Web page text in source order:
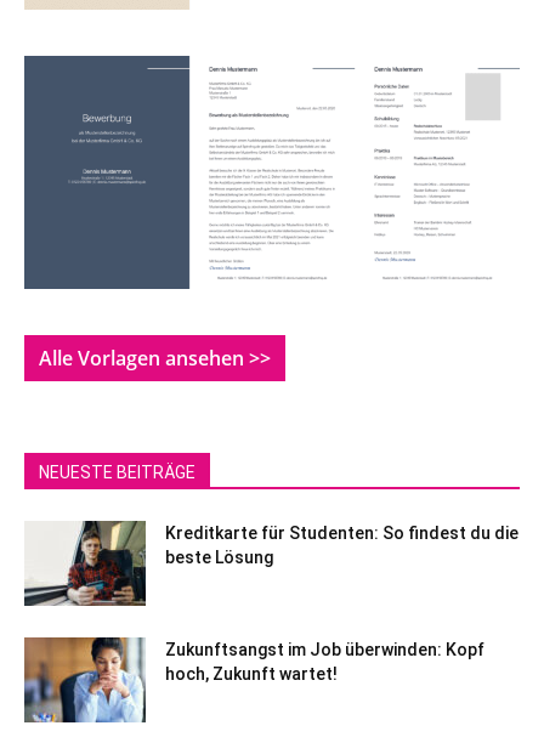
Alle Vorlagen ansehen >>
NEUESTE BEITRÄGE
Kreditkarte für Studenten: So findest du die
beste Lösung
Zukunftsangst im Job überwinden: Kopf
hoch, Zukunft wartet!